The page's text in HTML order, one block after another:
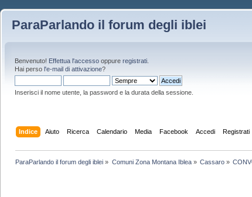
ParaParlando il forum degli iblei
Benvenuto! Effettua l'accesso oppure registrati
Hai perso l'e-mail di attivazione?
Inserisci il nome utente, la password e la durata della sessione.
Indice Aiuto Ricerca Calendario Media Facebook Accedi Registrati
ParaParlando il forum degli iblei » Comuni Zona Montana Iblea» Cassaro»